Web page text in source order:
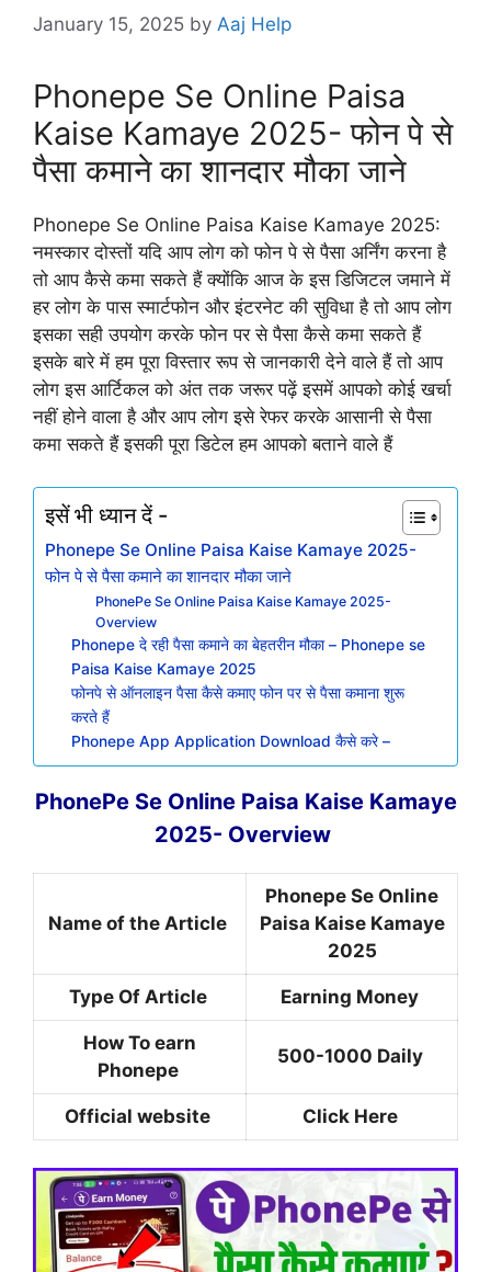
January 15, 2025 by Aaj Help
Phonepe Se Online Paisa
Kaise Kamaye 2025- फोन पे से
पैसा कमाने का शानदार मौका जाने
Phonepe Se Online Paisa Kaise Kamaye 2025:
नमस्कार दोस्तों यदि आप लोग को फोन पे से पैसा अर्निंग करना है
तो आप कैसे कमा सकते हैं क्योंकि आज के इस डिजिटल जमाने में
हर लोग के पास स्मार्टफोन और इंटरनेट की सुविधा है तो आप लोग
इसका सही उपयोग करके फोन पर से पैसा कैसे कमा सकते हैं
इसके बारे में हम पूरा विस्तार रूप से जानकारी देने वाले हैं तो आप
लोग इस आर्टिकल को अंत तक जरूर पढ़ें इसमें आपको कोई खर्चा
नहीं होने वाला है और आप लोग इसे रेफर करके आसानी से पैसा
कमा सकते हैं इसकी पूरा डिटेल हम आपको बताने वाले हैं
इसें भी ध्यान दें -
Phonepe Se Online Paisa Kaise Kamaye 2025-
फोन पे से पैसा कमाने का शानदार मौका जाने
PhonePe Se Online Paisa Kaise Kamaye 2025-
Overview
Phonepe दे रही पैसा कमाने का बेहतरीन मौका – Phonepe se
Paisa Kaise Kamaye 2025
फोनपे से ऑनलाइन पैसा कैसे कमाए फोन पर से पैसा कमाना शुरू
करते हैं
Phonepe App Application Download कैसे करे –
PhonePe Se Online Paisa Kaise Kamaye
2025- Overview
Name of the Article
Phonepe Se Online
Paisa Kaise Kamaye
2025
Type Of Article Earning Money
How To earn
Phonepe
500-1000 Daily
Official website Click Here